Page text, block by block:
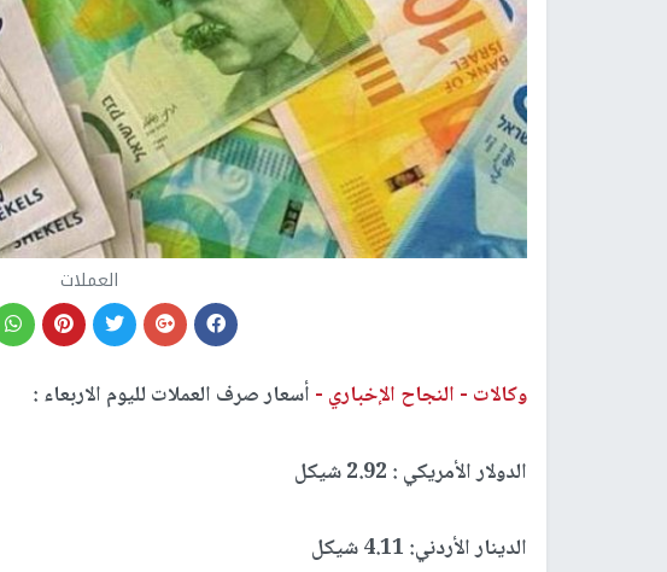
العملات
وكالات - النجاح الإخباري - أسعار صرف العملات لليوم الاربعاء :
الدولار الأمريكي : 2.92 شيكل
الدينار الأردني: 4.11 شيكل